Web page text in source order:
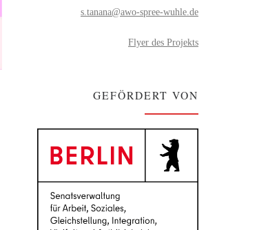
s.tanana@awo-spree-wuhle.de
Flyer des Projekts
GEFÖRDERT VON